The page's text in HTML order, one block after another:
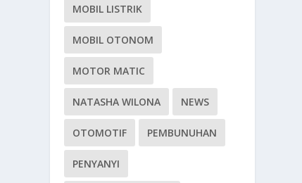
MOBIL LISTRIK
MOBIL OTONOM
MOTOR MATIC
NATASHA WILONA NEWS
OTOMOTIF PEMBUNUHAN
PENYANYI